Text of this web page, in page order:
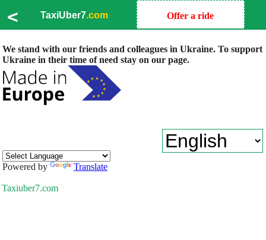
< TaxiUber7.com Offer a ride
We stand with our friends and colleagues in Ukraine. To support
Ukraine in their time of need stay on our page.
Powered by Translate
Taxiuber7.com